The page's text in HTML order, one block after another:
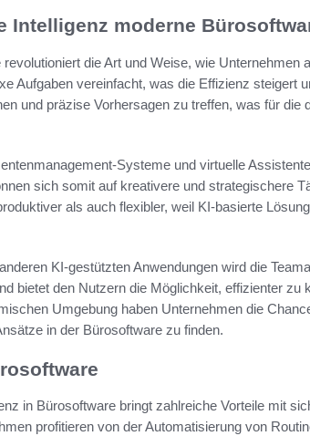
Intelligenz moderne
die Art und Weise, wie Unternehmen
Aufgaben vereinfacht, was die Effizienz steigert
und präzise Vorhersagen zu treffen, was für die
Systeme und virtuelle
sich somit auf kreativere und strategischere
als auch flexibler, weil KI-basierte
KI-gestützten Anwendungen wird die
bietet den Nutzern die Möglichkeit, effizienter zu
Umgebung haben Unternehmen die
in der Bürosoftware zu finden.
in Bürosoftware bringt zahlreiche Vorteile mit
profitieren von der Automatisierung von